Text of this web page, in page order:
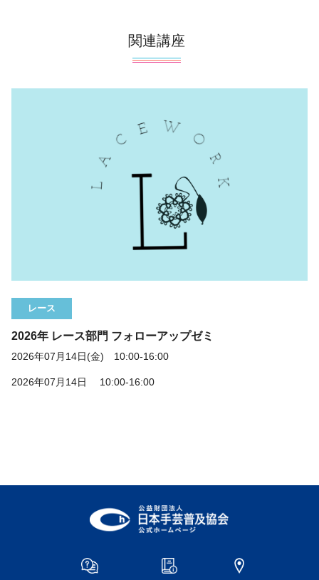
関連講座
レース
2026年 レース部門 フォローアップゼミ
2026年07月14日(金) 10:00-16:00
2026年07月14日 10:00-16:00